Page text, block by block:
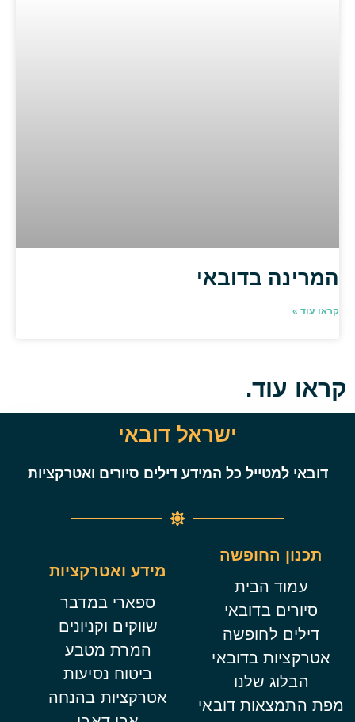
המרינה בדובאי
קראו עוד »
קראו עוד.
ישראל דובאי
דובאי למטייל כל המידע דילים סיורים ואטרקציות
תכנון החופשה
עמוד הבית
סיורים בדובאי
דילים לחופשה
אטרקציות בדובאי
הבלוג שלנו
מפת התמצאות דובאי
מידע ואטרקציות
ספארי במדבר
שווקים וקניונים
המרת מטבע
ביטוח נסיעות
אטרקציות בהנחה